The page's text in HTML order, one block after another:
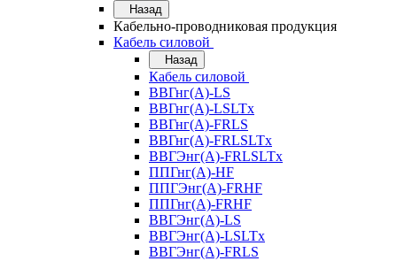
Назад
Кабельно-проводниковая продукция
Кабель силовой
Назад
Кабель силовой
ВВГнг(А)-LS
ВВГнг(А)-LSLTx
ВВГнг(А)-FRLS
ВВГнг(А)-FRLSLTx
ВВГЭнг(А)-FRLSLTx
ППГнг(А)-HF
ППГЭнг(А)-FRHF
ППГнг(А)-FRHF
ВВГЭнг(А)-LS
ВВГЭнг(А)-LSLTx
ВВГЭнг(А)-FRLS